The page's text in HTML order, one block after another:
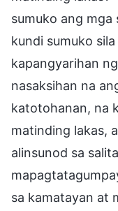
sumuko ang mga
kundi sumuko
kapangyarihan
nasaksihan na
katotohanan, na
matinding lakas,
alinsunod sa
sa kamatayan at